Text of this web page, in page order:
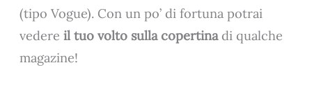
(tipo Vogue). Con un po’ di fortuna potrai
vedereil tuo volto sulla copertinadi qualche
magazine!